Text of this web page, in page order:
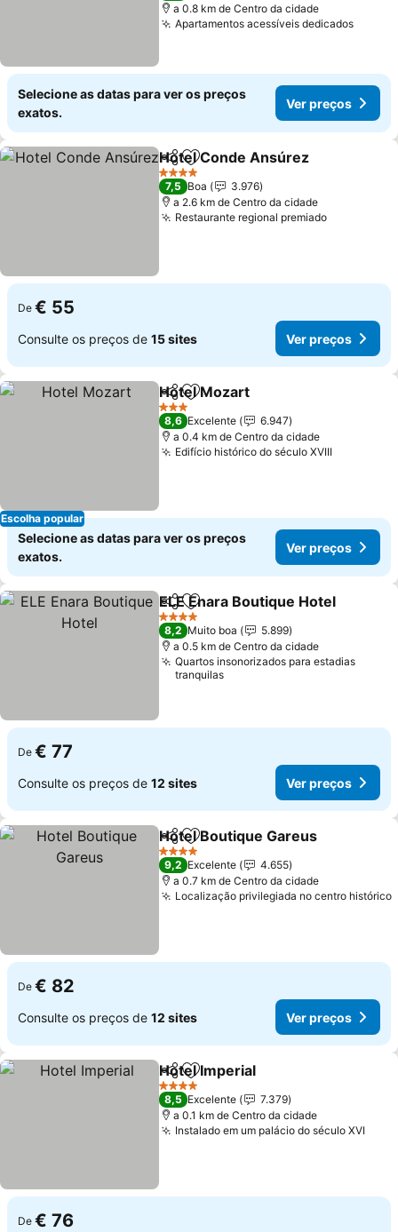
a 0.8 km de Centro da cidade
Apartamentos acessíveis dedicadosVer
Selecione as datas para ver os preços
exatos.
Ver preços
PartilharAdicionar aos favoritos
Hotel Conde Ansúrez
4 Estrelas
7,5 Boa
3.976
a 2.6 km de Centro da cidade
Restaurante regional premiadoVer
De € 55
Consulte os preços de 15 sites Ver preços
Escolha popular
PartilharAdicionar aos favoritos
Hotel Mozart
3 Estrelas
8,6 Excelente
6.947
a 0.4 km de Centro da cidade
Edifício histórico do século XVIIIVer
Selecione as datas para ver os preços
exatos.
Ver preços
PartilharAdicionar aos favoritos
ELE Enara Boutique Hotel
4 Estrelas
8,2 Muito boa
5.899
a 0.5 km de Centro da cidade
Quartos insonorizados para estadias
tranquilas
De € 77
Consulte os preços de 12 sites Ver preços
PartilharAdicionar aos favoritos
Hotel Boutique Gareus
4 Estrelas
9,2 Excelente
4.655
a 0.7 km de Centro da cidade
Localização privilegiada no centro histórico
De € 82
Consulte os preços de 12 sites Ver preços
PartilharAdicionar aos favoritos
Hotel Imperial
4 Estrelas
8,5 Excelente
7.379
a 0.1 km de Centro da cidade
Instalado em um palácio do século XVIVer
De € 76